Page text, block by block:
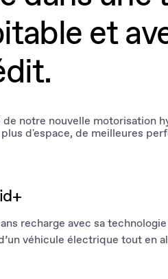
et
notre nouvelle motorisation
d'espace, de meilleures
recharge avec sa
véhicule électrique tout en